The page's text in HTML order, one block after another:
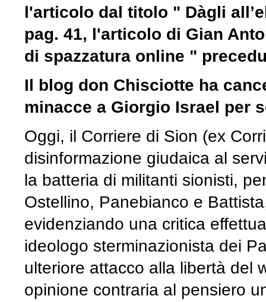
l'articolo dal titolo " Dàgli
pag. 41, l'articolo di Gian
di spazzatura online "
Il blog don Chisciotte ha
minacce a Giorgio Israel per
Oggi, il Corriere di Sion (ex
disinformazione giudaica al
la batteria di militanti sionisti,
Ostellino, Panebianco e
evidenziando una critica
ideologo sterminazionista dei
ulteriore attacco alla libertà del
opinione contraria al pensiero